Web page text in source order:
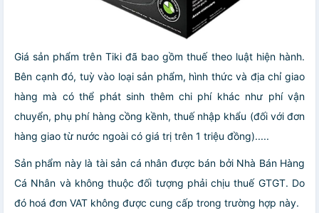
Giá sản phẩm trên Tiki đã bao gồm thuế theo luật hiện hành.
Bên cạnh đó, tuỳ vào loại sản phẩm, hình thức và địa chỉ giao
hàng mà có thể phát sinh thêm chi phí khác như phí vận
chuyển, phụ phí hàng cồng kềnh, thuế nhập khẩu (đối với đơn
hàng giao từ nước ngoài có giá trị trên 1 triệu đồng).....
Sản phẩm này là tài sản cá nhân được bán bởi Nhà Bán Hàng
Cá Nhân và không thuộc đối tượng phải chịu thuế GTGT. Do
đó hoá đơn VAT không được cung cấp trong trường hợp này.